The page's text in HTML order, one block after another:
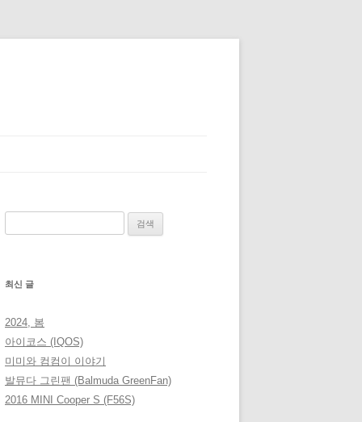
최신 글
2024, 봄
아이코스 (IQOS)
미미와 컴컴이 이야기
발뮤다 그린팬 (Balmuda GreenFan)
2016 MINI Cooper S (F56S)